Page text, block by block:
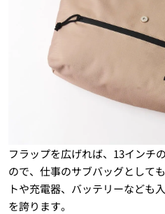
フラップを広げれば、13インチ
ので、仕事のサブバッグとして
トや充電器、バッテリーなども
を誇ります。